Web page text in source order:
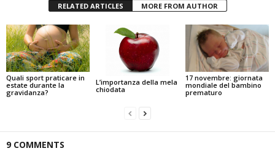
RELATED ARTICLES MORE FROM AUTHOR
Quali sport praticare in
estate durante la
gravidanza?
L’importanza della mela
chiodata
17 novembre: giornata
mondiale del bambino
prematuro
9 COMMENTS